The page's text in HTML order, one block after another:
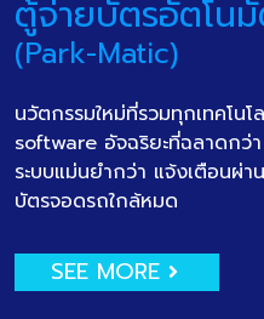
ตู้จ่ายบัตรอัตโน
(Park-Matic)
นวัตกรรมใหม่ที่รวมทุกเทคโน
software อัจฉริยะที่ฉลาดกว่
ระบบแม่นยำกว่า แจ้งเตือนผ่
บัตรจอดรถใกล้หมด
SEE MORE